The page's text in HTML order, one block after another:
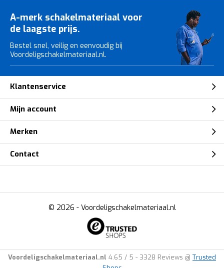
A-merk schakelmateriaal voor
de laagste prijs.
Bestel snel, veilig en eenvoudig bij
Voordeligschakelmateriaal.nl.
Klantenservice
Mijn account
Merken
Contact
© 2026 - Voordeligschakelmateriaal.nl
Voordeligschakelmateriaal.nl 4.65 / 5 - 3328 Reviews @ Trusted